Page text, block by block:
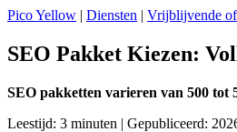
Pico Yellow | Diensten | Vrijblijvende
SEO Pakket Kiezen:
SEO pakketten varieren van 500 tot
Leestijd: 3 minuten | Gepubliceerd: